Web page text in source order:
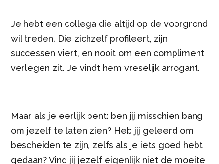
Je hebt een collega die altijd op de voorgrond
wil treden. Die zichzelf profileert, zijn
successen viert, en nooit om een compliment
verlegen zit. Je vindt hem vreselijk arrogant.
Maar als je eerlijk bent: ben jij misschien bang
om jezelf te laten zien? Heb jij geleerd om
bescheiden te zijn, zelfs als je iets goed hebt
gedaan? Vind jij jezelf eigenlijk niet de moeite